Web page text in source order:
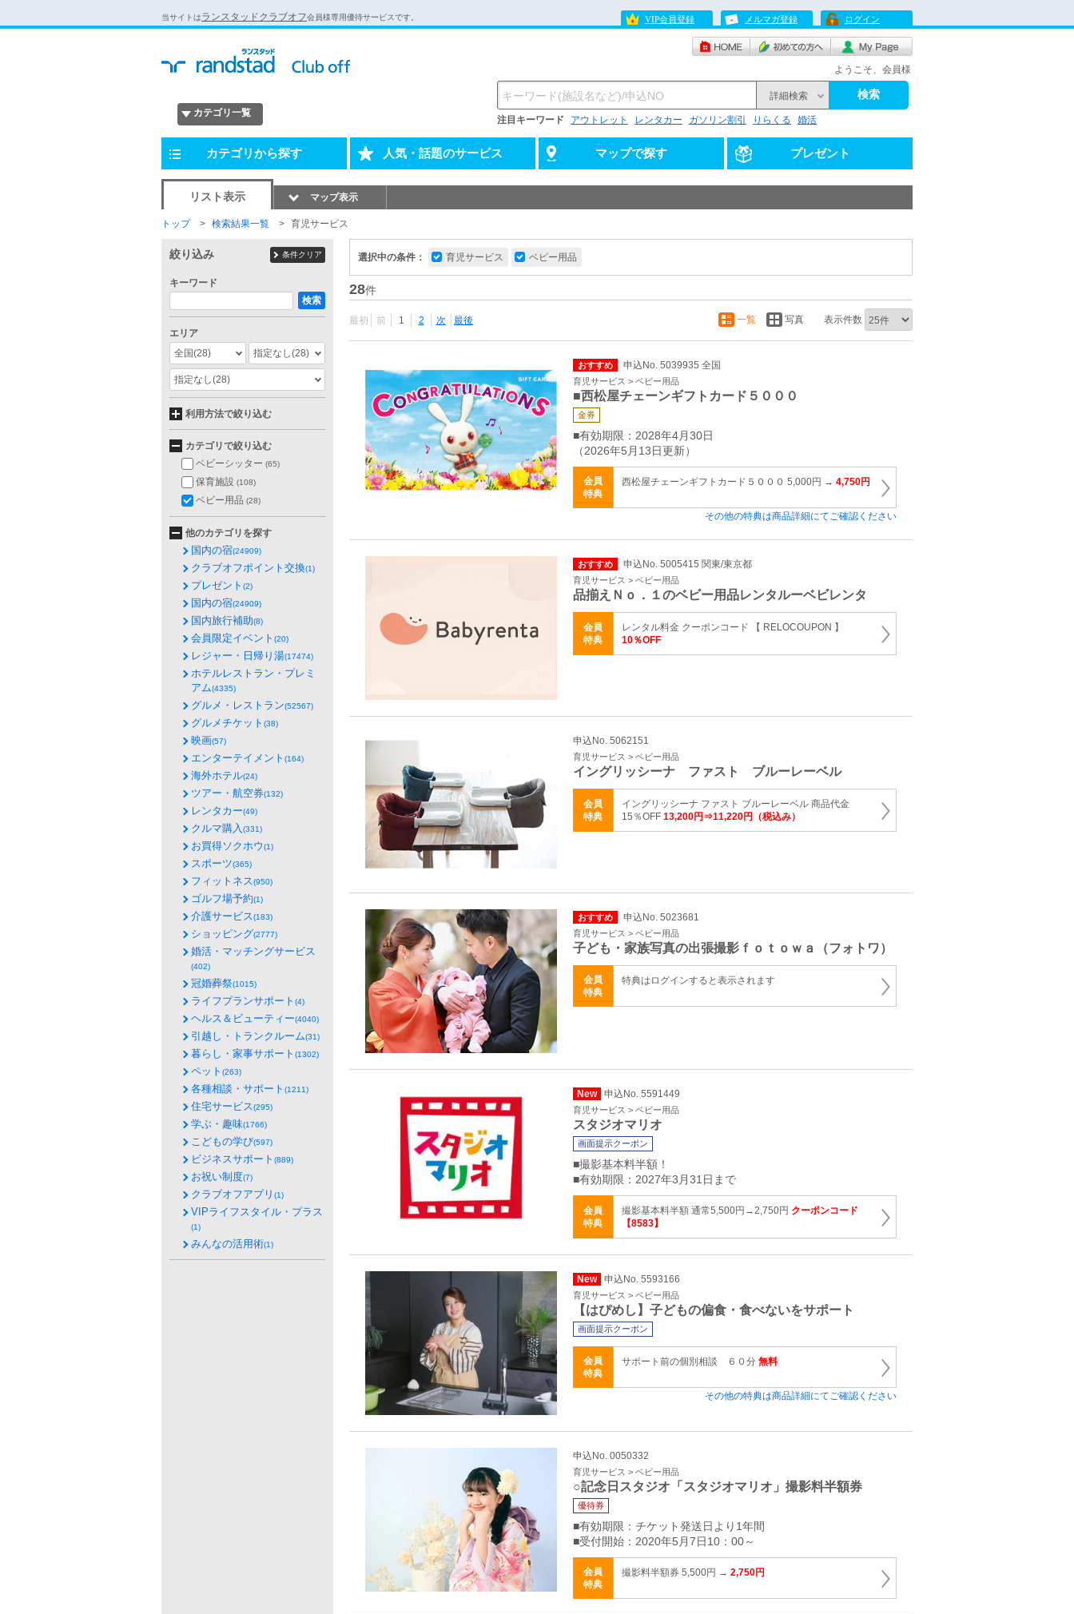
当サイトはランスタッドクラブオフ会員様専用優待サービスです。 VIP会員登録 メルマガ登録 ログイン
ようこそ、会員様
カテゴリ一覧
詳細検索 検索
注目キーワード アウトレット レンタカー ガソリン割引 りらくる 婚活
カテゴリから探す 人気・話題のサービス マップで探す プレゼント
リスト表示 マップ表示
トップ 検索結果一覧 育児サービス
選択中の条件： 育児サービス ベビー用品
28件
最初 前 1 2 次 最後 一覧 写真 表示件数
おすすめ 申込No. 5039935 全国
育児サービス > ベビー用品
■西松屋チェーンギフトカード５０００
金券
■有効期限：2028年4月30日
（2026年5月13日更新）
会員
特典
西松屋チェーンギフトカード５０００ 5,000円 → 4,750円
その他の特典は商品詳細にてご確認ください
おすすめ 申込No. 5005415 関東/東京都
育児サービス > ベビー用品
品揃えＮｏ．１のベビー用品レンタルーベビレンタ
会員
特典
レンタル料金 クーポンコード 【 RELOCOUPON 】
10％OFF
申込No. 5062151
育児サービス > ベビー用品
イングリッシーナ ファスト ブルーレーベル
会員
特典
イングリッシーナ ファスト ブルーレーベル 商品代金
15％OFF 13,200円⇒11,220円（税込み）
おすすめ 申込No. 5023681
育児サービス > ベビー用品
子ども・家族写真の出張撮影ｆｏｔｏｗａ（フォトワ）
会員
特典
特典はログインすると表示されます
New 申込No. 5591449
育児サービス > ベビー用品
スタジオマリオ
画面提示クーポン
■撮影基本料半額！
■有効期限：2027年3月31日まで
会員
特典
撮影基本料半額 通常5,500円→2,750円 クーポンコード
【8583】
New 申込No. 5593166
育児サービス > ベビー用品
【はぴめし】子どもの偏食・食べないをサポート
画面提示クーポン
会員
特典
サポート前の個別相談 ６０分 無料
その他の特典は商品詳細にてご確認ください
申込No. 0050332
育児サービス > ベビー用品
○記念日スタジオ「スタジオマリオ」撮影料半額券
優待券
■有効期限：チケット発送日より1年間
■受付開始：2020年5月7日10：00～
会員
特典
撮影料半額券 5,500円 → 2,750円
絞り込み 条件クリア
キーワード
検索
エリア
全国(28) 指定なし(28)
指定なし(28)
利用方法で絞り込む
カテゴリで絞り込む
ベビーシッター (65)
保育施設 (108)
ベビー用品 (28)
他のカテゴリを探す
国内の宿(24909)
クラブオフポイント交換(1)
プレゼント (2)
国内の宿(24909)
国内旅行補助(8)
会員限定イベント (20)
レジャー・日帰り湯(17474)
ホテルレストラン・プレミ
アム(4335)
グルメ・レストラン(52567)
グルメチケット (38)
映画(57)
エンターテイメント (164)
海外ホテル(24)
ツアー・航空券(132)
レンタカー(49)
クルマ購入(331)
お買得ソクホウ(1)
スポーツ(365)
フィットネス(950)
ゴルフ場予約(1)
介護サービス(183)
ショッピング(2777)
婚活・マッチングサービス
(402)
冠婚葬祭(1015)
ライフプランサポート (4)
ヘルス＆ビューティー(4040)
引越し・トランクルーム(31)
暮らし・家事サポート (1302)
ペット (263)
各種相談・サポート (1211)
住宅サービス(295)
学ぶ・趣味(1766)
こどもの学び(597)
ビジネスサポート (889)
お祝い制度(7)
クラブオフアプリ (1)
VIPライフスタイル・プラス
(1)
みんなの活用術(1)